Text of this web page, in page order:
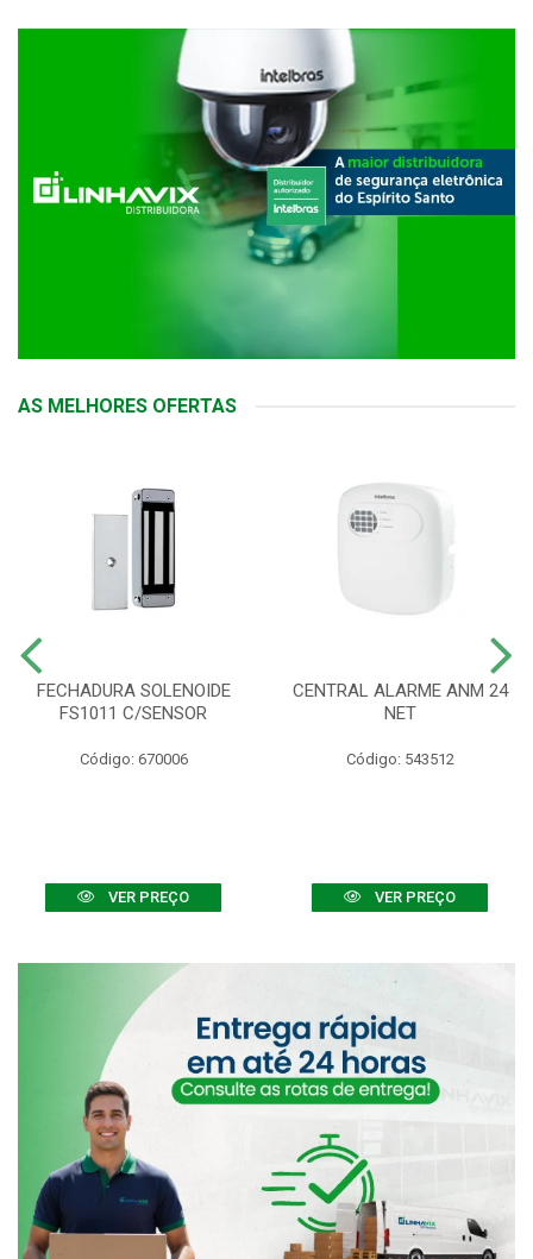
AS MELHORES OFERTAS
FECHADURA SOLENOIDE
FS1011 C/SENSOR
Código: 670006
VER PREÇO
CENTRAL ALARME ANM 24
NET
Código: 543512
VER PREÇO